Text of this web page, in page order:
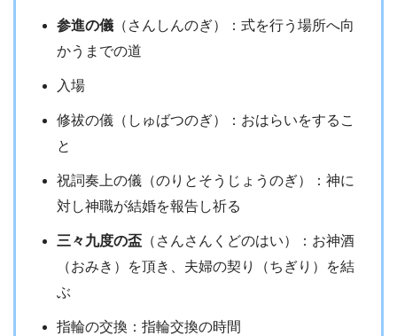
参進の儀 （さんしんのぎ）：式を行う場所へ向
かうまでの道
入場
修祓の儀（しゅばつのぎ）：おはらいをするこ
と
祝詞奏上の儀（のりとそうじょうのぎ）：神に
対し神職が結婚を報告し祈る
三々九度の盃 （さんさんくどのはい）：お神酒
（おみき）を頂き、夫婦の契り（ちぎり）を結
ぶ
指輪の交換：指輪交換の時間